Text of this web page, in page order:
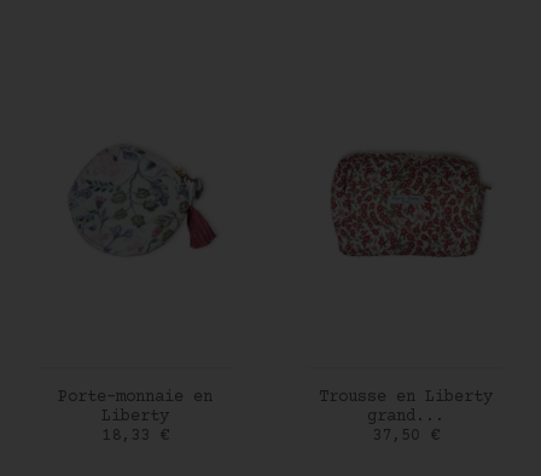
AJOUTER AU PANIER
Porte-monnaie en
Liberty
Prix
18,33 €
AJOUTER AU PANIER
Trousse en Liberty
grand...
Prix
37,50 €